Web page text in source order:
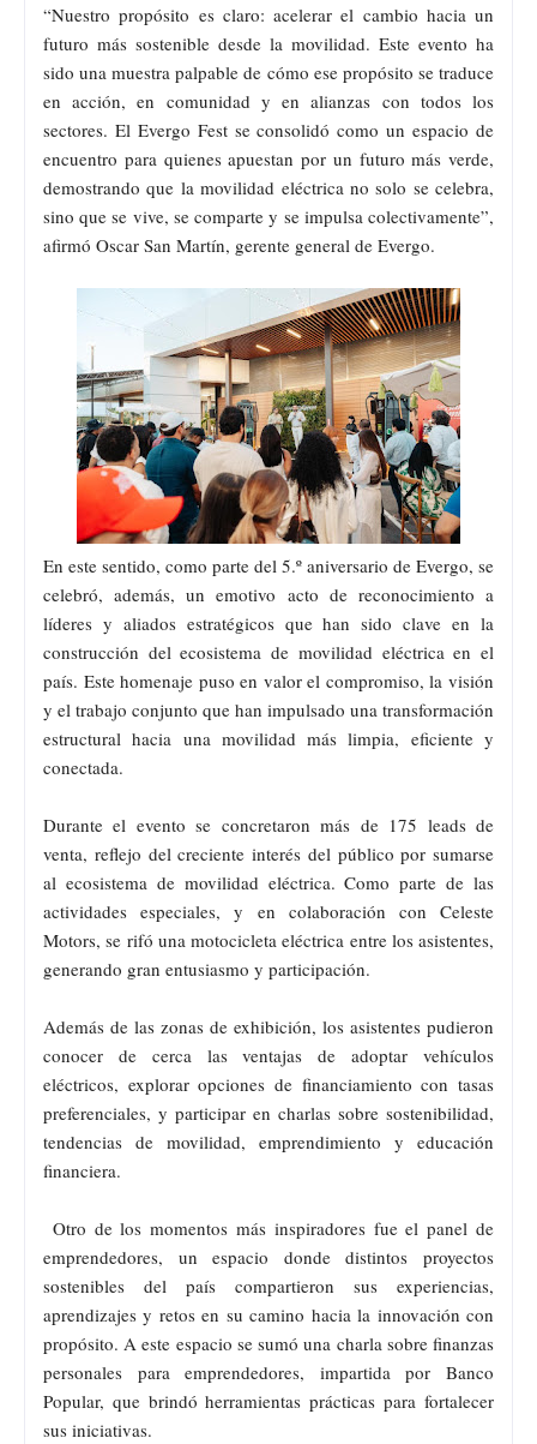
“Nuestro propósito es claro: acelerar el cambio hacia un
futuro más sostenible desde la movilidad. Este evento ha
sido una muestra palpable de cómo ese propósito se traduce
en acción, en comunidad y en alianzas con todos los
sectores. El Evergo Fest se consolidó como un espacio de
encuentro para quienes apuestan por un futuro más verde,
demostrando que la movilidad eléctrica no solo se celebra,
sino que se vive, se comparte y se impulsa colectivamente”,
afirmó Oscar San Martín, gerente general de Evergo.
En este sentido, como parte del 5.º aniversario de Evergo, se
celebró, además, un emotivo acto de reconocimiento a
líderes y aliados estratégicos que han sido clave en la
construcción del ecosistema de movilidad eléctrica en el
país. Este homenaje puso en valor el compromiso, la visión
y el trabajo conjunto que han impulsado una transformación
estructural hacia una movilidad más limpia, eficiente y
conectada.
Durante el evento se concretaron más de 175 leads de
venta, reflejo del creciente interés del público por sumarse
al ecosistema de movilidad eléctrica. Como parte de las
actividades especiales, y en colaboración con Celeste
Motors, se rifó una motocicleta eléctrica entre los asistentes,
generando gran entusiasmo y participación.
Además de las zonas de exhibición, los asistentes pudieron
conocer de cerca las ventajas de adoptar vehículos
eléctricos, explorar opciones de financiamiento con tasas
preferenciales, y participar en charlas sobre sostenibilidad,
tendencias de movilidad, emprendimiento y educación
financiera.
Otro de los momentos más inspiradores fue el panel de
emprendedores, un espacio donde distintos proyectos
sostenibles del país compartieron sus experiencias,
aprendizajes y retos en su camino hacia la innovación con
propósito. A este espacio se sumó una charla sobre finanzas
personales para emprendedores, impartida por Banco
Popular, que brindó herramientas prácticas para fortalecer
sus iniciativas.